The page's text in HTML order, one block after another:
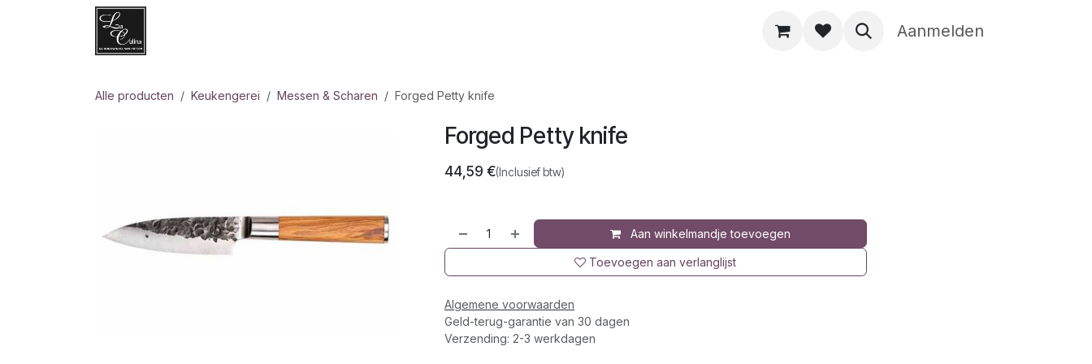
Overslaan naar inhoud
Aanmelden
Alle producten Keukengerei Messen & Scharen Forged Petty knife
Forged Petty knife
44,59 €(Inclusief btw)
Aan winkelmandje toevoegen
Toevoegen aan verlanglijst
Algemene voorwaarden
Geld-terug-garantie van 30 dagen
Verzending: 2-3 werkdagen